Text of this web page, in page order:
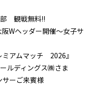
観戦無料!!
Wヘッダー開催～女子サ
アムマッチ 2026』
ルディングス㈱さま
ーご来賓様